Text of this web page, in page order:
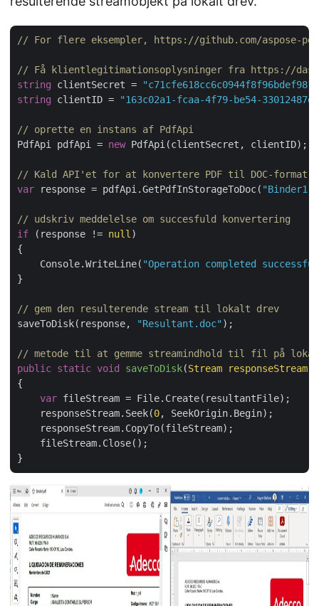
// For flere eksempler, https://github.com/aspose-
// Få klientlegitimationsoplysninger fra https://
string clientSecret =
string clientID = "163c02a1-fcaa-4f79-be54-
// oprette en instans af PdfApi
PdfApi pdfApi = new PdfApi(clientSecret, clientID);
// Kald API'et for at konvertere PDF til DOC-format
var response = pdfApi.GetPdfInStorageToDoc(
// udskriv meddelelse om succesfuld konvertering
if (response != null )
{
    Console.WriteLine(
"Operation completed
}
// gem den resulterende stream til lokalt drev
saveToDisk(response,
"Resultant.doc" );
// metode til at gemme streamindhold til fil på
public static void saveToDisk(Stream
{
var fileStream = File.Create(resultantFile);
    responseStream.Seek(
0, SeekOrigin.Begin);
    responseStream.CopyTo(fileStream);
    fileStream.Close();